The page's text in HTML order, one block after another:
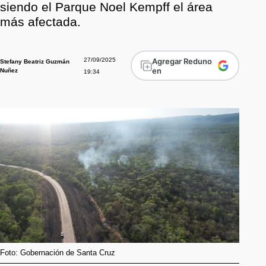
siendo el Parque Noel Kempff el área
más afectada.
Stefany Beatriz Guzmán
Nuñez
27/09/2025
19:34
Agregar Reduno
en
Foto: Gobernación de Santa Cruz